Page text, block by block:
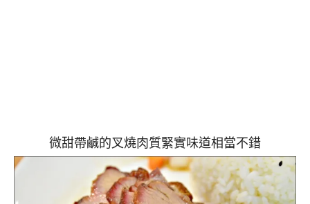
微甜帶鹹的叉燒肉質緊實味道相當不錯